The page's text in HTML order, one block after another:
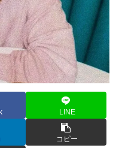
LINE
コピー